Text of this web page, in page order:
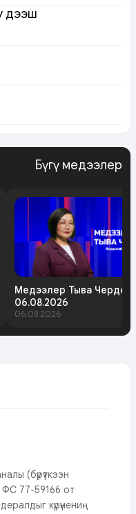
дээш
Бүгү медээлер
Медээлер Тыва Черде
06.08.2026
06.08.2026
(бүрүткээн
77-59166 от
күрүнениң